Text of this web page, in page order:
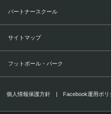
パートナースクール
サイトマップ
フットボール・パーク
個人情報保護方針 | Facebook運用ポリ